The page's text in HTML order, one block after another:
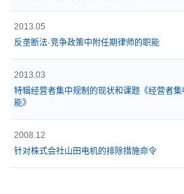
2013.05
反垄断法·竞争政策中附任期律师的职能
2013.03
特辑经营者集中规制的现状和课题《经营者集
能》
2008.12
针对株式会社山田电机的排除措施命令